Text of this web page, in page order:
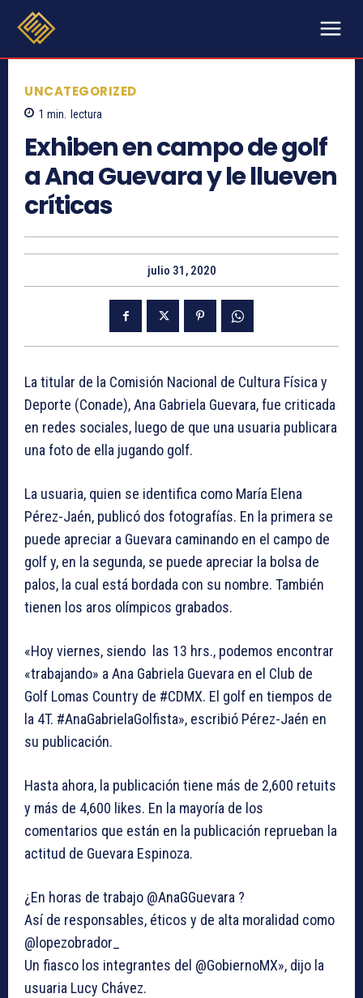
UNCATEGORIZED
1 min. lectura
Exhiben en campo de golf
a Ana Guevara y le llueven
críticas
julio 31, 2020
La titular de la Comisión Nacional de Cultura Física y
Deporte (Conade), Ana Gabriela Guevara, fue criticada
en redes sociales, luego de que una usuaria publicara
una foto de ella jugando golf.
La usuaria, quien se identifica como María Elena
Pérez-Jaén, publicó dos fotografías. En la primera se
puede apreciar a Guevara caminando en el campo de
golf y, en la segunda, se puede apreciar la bolsa de
palos, la cual está bordada con su nombre. También
tienen los aros olímpicos grabados.
«Hoy viernes, siendo las 13 hrs., podemos encontrar
«trabajando» a Ana Gabriela Guevara en el Club de
Golf Lomas Country de #CDMX. El golf en tiempos de
la 4T. #AnaGabrielaGolfista», escribió Pérez-Jaén en
su publicación.
Hasta ahora, la publicación tiene más de 2,600 retuits
y más de 4,600 likes. En la mayoría de los
comentarios que están en la publicación reprueban la
actitud de Guevara Espinoza.
¿En horas de trabajo @AnaGGuevara ?
Así de responsables, éticos y de alta moralidad como
@lopezobrador_
Un fiasco los integrantes del @GobiernoMX», dijo la
usuaria Lucy Chávez.